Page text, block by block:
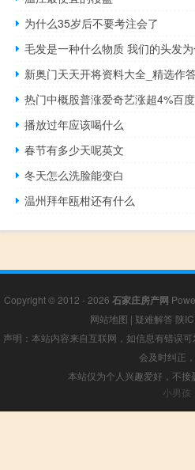
为什么35岁后不要考注会了
毛发是一种什么物质 我们的头发
新奥门天天开将资料大全_精选作
热门中概股普涨爱奇艺涨超4%百
播放过年应该喝什么
春节有多少天呢英文
冬天怎么洗脸能变白
温州拜年瓯柑还有什么
Copyright © 2012 - 2026 石家庄房产网
网站地图 | 疑难解答 陕
声明：本站内容来自互联网，如信息有错误
会及时纠正
本站仅为个人兴趣爱好，不接
小男孩